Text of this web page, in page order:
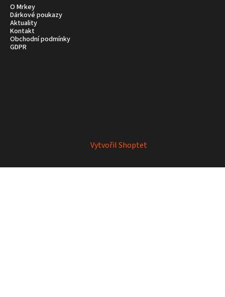
O Mrkey
Dárkové poukazy
Aktuality
Kontakt
Obchodní podmínky
GDPR
Vytvořil Shoptet